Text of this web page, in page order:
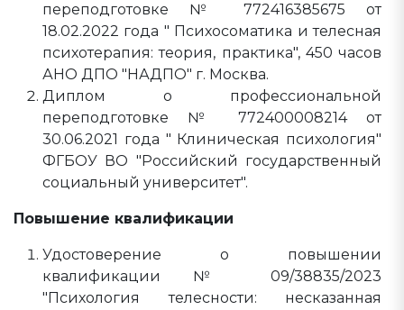
переподготовке № 772416385675 от
18.02.2022 года " Психосоматика и телесная
психотерапия: теория, практика", 450 часов
АНО ДПО "НАДПО" г. Москва.
Диплом о профессиональной
переподготовке № 772400008214 от
30.06.2021 года " Клиническая психология"
ФГБОУ ВО "Российский государственный
социальный университет".
Повышение квалификации
Удостоверение о повышении
квалификации № 09/38835/2023
"Психология телесности: несказанная